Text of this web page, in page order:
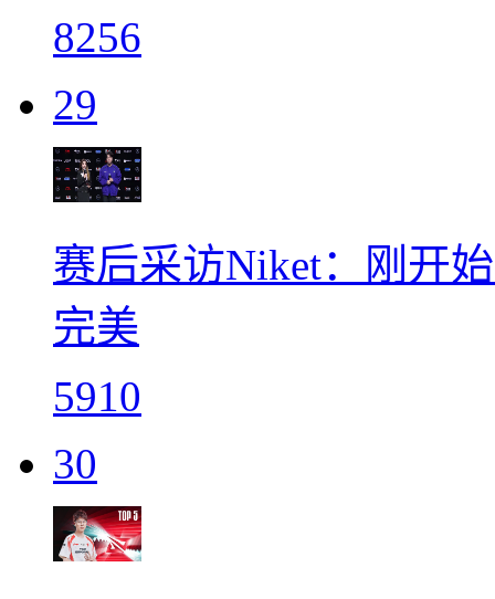
8256
29
赛后采访Niket：刚开
完美
5910
30